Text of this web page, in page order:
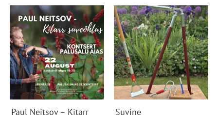
Paul Neitsov – Kitarr
Suvine